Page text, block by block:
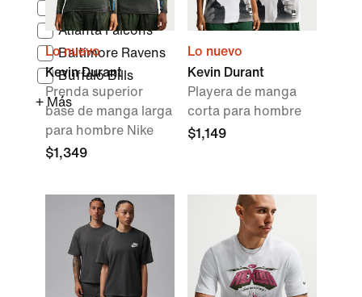
Arizona Cardinals
Atlanta Falcons
Baltimore Ravens
Buffalo Bills
+ Más
Lo nuevo
Kevin Durant
Prenda superior
base de manga larga
para hombre Nike
$1,349
Lo nuevo
Kevin Durant
Playera de manga
corta para hombre
$1,149